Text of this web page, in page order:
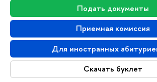
Подать документы
Приемная комиссия
Для иностранных
Скачать буклет